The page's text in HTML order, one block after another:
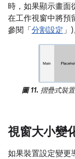
時，如果顯示畫面
在工作視窗中將預
參閱「分割設定 」)
圖 11. 摺疊式裝
視窗大小變
如果裝置設定變更